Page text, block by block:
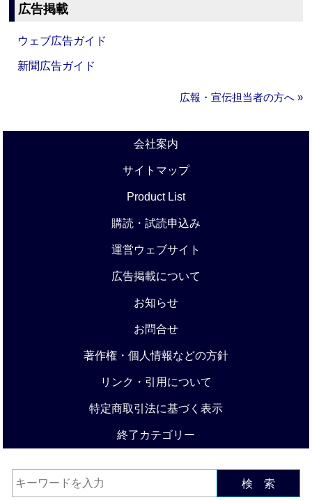
広告掲載
ウェブ広告ガイド
新聞広告ガイド
広報・宣伝担当者の方へ »
会社案内
サイトマップ
Product List
購読・試読申込み
運営ウェブサイト
広告掲載について
お知らせ
お問合せ
著作権・個人情報などの方針
リンク・引用について
特定商取引法に基づく表示
終了カテゴリー
検 索